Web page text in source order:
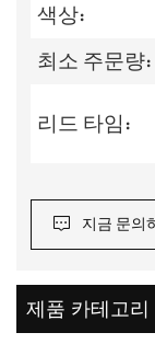
색상:
최소 주문량:
리드 타임:
지금 문의
제품 카테고리